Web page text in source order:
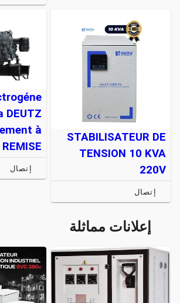
STABILISATEUR DE
TENSION 10 KVA
220V
إتصال
DEUTZ
à
إتصال
إعلانات مماثلة